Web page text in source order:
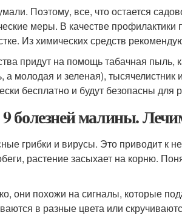
Поэтому, все, что остается
меры. В качестве профилактики
Из химических средств
придут на помощь табачная пыль,
а молодая и зеленая),
бесплатно и будут безопасны
болезней малины.
грибки и вирусы. Это приводит к
растение засыхает на корню.
они похожи на сигналы, которые
в разные цвета или